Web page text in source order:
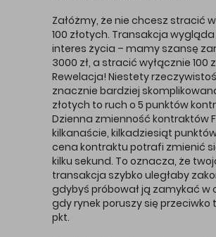
Załóżmy, że nie chcesz stracić
100 złotych. Transakcja
interes życia – mamy szansę
3000 zł, a stracić wyłącznie 100
Rewelacja! Niestety
znacznie bardziej
złotych to ruch o 5 punktów
Dzienna zmienność kontraktów
kilkanaście, kilkadziesiąt
cena kontraktu potrafi zmienić
kilku sekund. To oznacza, że
transakcja szybko uległaby
gdybyś próbował ją zamykać w
gdy rynek poruszy się przeciwko
pkt.